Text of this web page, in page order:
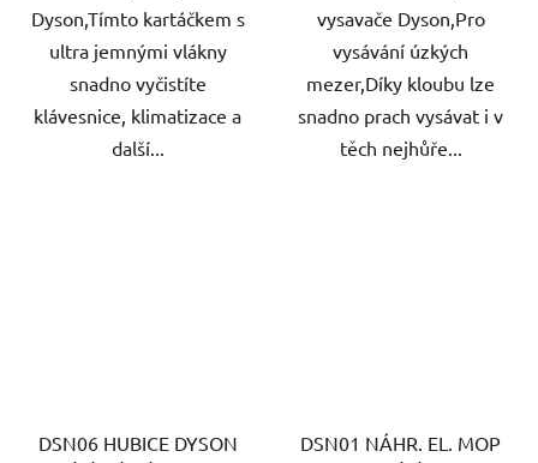
Dyson,Tímto kartáčkem s
ultra jemnými vlákny
snadno vyčistíte
klávesnice, klimatizace a
další...
vysavače Dyson,Pro
vysávání úzkých
mezer,Díky kloubu lze
snadno prach vysávat i v
těch nejhůře...
DSN06 HUBICE DYSON
DSN01 NÁHR. EL. MOP